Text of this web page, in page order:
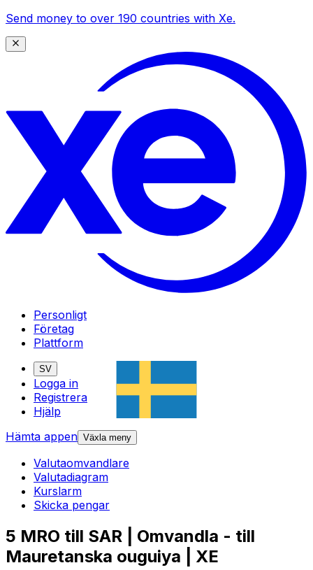
Send money to over 190 countries with Xe.
Personligt
Företag
Plattform
SV
Logga in
Registrera
Hjälp
Hämta appen Växla meny
Valutaomvandlare
Valutadiagram
Kurslarm
Skicka pengar
5 MRO till SAR | Omvandla - till
Mauretanska ouguiya | XE